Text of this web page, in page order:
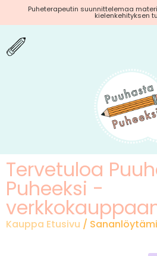
Puheterapeutin suunnittelemaa
kielenkehityksen
Tervetuloa
Puheeksi -
Kauppa Etusivu /